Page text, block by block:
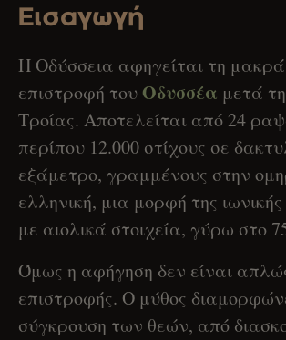
Εισαγωγή
Η Οδύσσεια αφηγείται τη
επιστροφή τουΟδυσσέα μετά
Τροίας. Αποτελείται από 24
περίπου 12.000 στίχους σε
εξάμετρο, γραμμένους στην
ελληνική, μια μορφή της
με αιολικά στοιχεία, γύρω στο
Όμως η αφήγηση δεν είναι
επιστροφής. Ο μύθος
σύγκρουση των θεών, από